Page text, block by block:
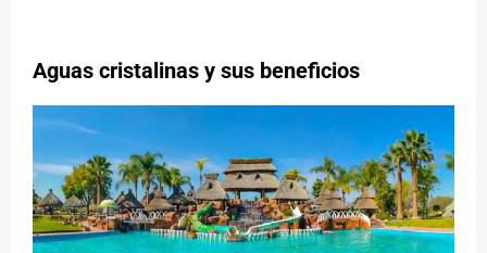
Aguas cristalinas y sus beneficios